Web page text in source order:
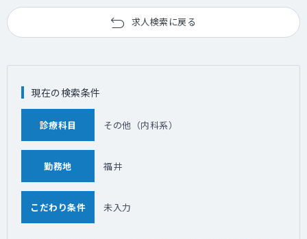
求人検索に戻る
現在の検索条件
診療科目 その他（内科系）
勤務地 福井
こだわり条件 未入力